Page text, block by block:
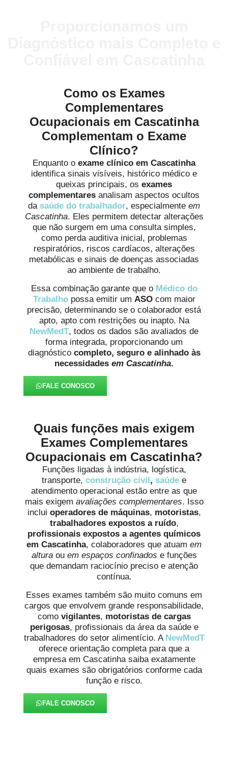
Como os Exames
Complementares
Ocupacionais em Cascatinha
Complementam o Exame
Clínico?
Enquanto o exame clínico em Cascatinha
identifica sinais visíveis, histórico médico e
queixas principais, os exames
complementares analisam aspectos ocultos
da saúde do trabalhador, especialmente em
Cascatinha. Eles permitem detectar alterações
que não surgem em uma consulta simples,
como perda auditiva inicial, problemas
respiratórios, riscos cardíacos, alterações
metabólicas e sinais de doenças associadas
ao ambiente de trabalho.
Essa combinação garante que o Médico do
Trabalhopossa emitir um ASOcom maior
precisão, determinando se o colaborador está
apto, apto com restrições ou inapto. Na
NewMedT, todos os dados são avaliados de
forma integrada, proporcionando um
diagnóstico completo, seguro e alinhado às
necessidades em Cascatinha.
FALE CONOSCO
Quais funções mais exigem
Exames Complementares
Ocupacionais em Cascatinha?
Funções ligadas à indústria, logística,
transporte, construção civil, saúde e
atendimento operacional estão entre as que
mais exigem avaliações complementares. Isso
inclui operadores de máquinas, motoristas,
trabalhadores expostos a ruído,
profissionais expostos a agentes químicos
em Cascatinha, colaboradores que atuam em
alturaou em espaços confinados e funções
que demandam raciocínio preciso e atenção
contínua.
Esses exames também são muito comuns em
cargos que envolvem grande responsabilidade,
como vigilantes, motoristas de cargas
perigosas, profissionais da área da saúde e
trabalhadores do setor alimentício. A NewMedT
oferece orientação completa para que a
empresa em Cascatinha saiba exatamente
quais exames são obrigatórios conforme cada
função e risco.
FALE CONOSCO